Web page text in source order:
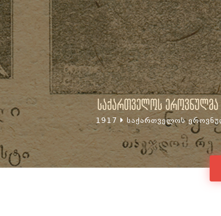
საქართველოს
1917 საქართველოს